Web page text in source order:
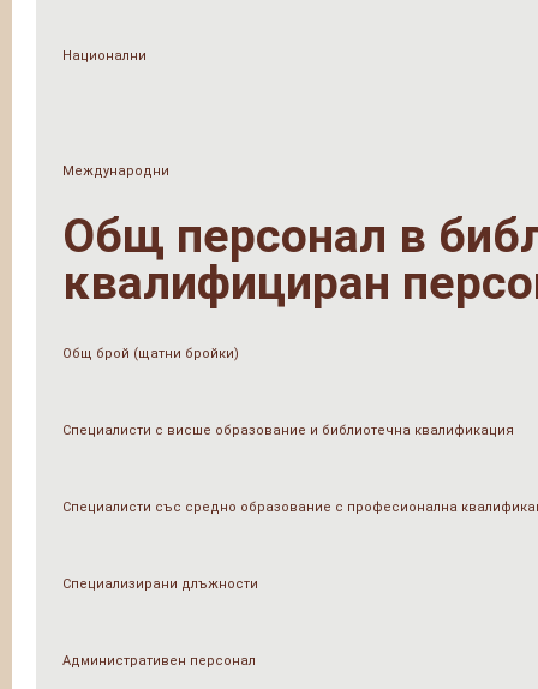
Национални
Международни
Общ персонал в
квалифициран
Общ брой (щатни бройки)
Специалисти с висше образование и библиотечна квалификация
Специалисти със средно образование с професионална
Специализирани длъжности
Административен персонал